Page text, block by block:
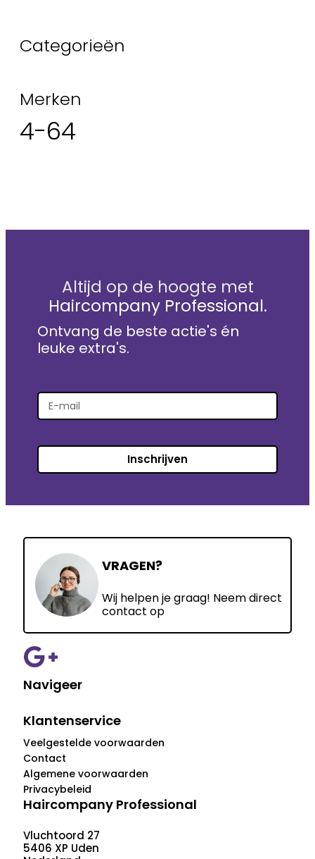
Categorieën
Merken
4-64
Altijd op de hoogte met
Haircompany Professional.
Ontvang de beste actie's én
leuke extra's.
Inschrijven
VRAGEN?
Wij helpen je graag! Neem direct
contact op
Navigeer
Klantenservice
Veelgestelde voorwaarden
Contact
Algemene voorwaarden
Privacybeleid
Haircompany Professional
Vluchtoord 27
5406 XP Uden